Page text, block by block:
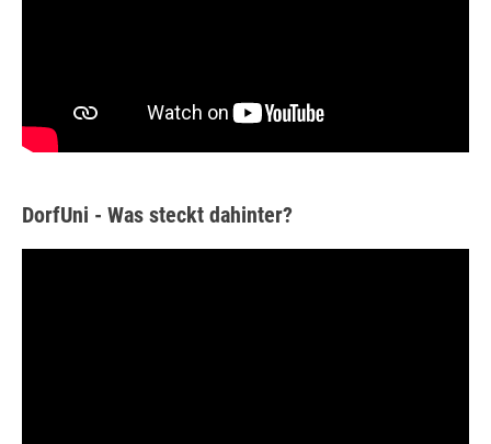
DorfUni - Was steckt dahinter?